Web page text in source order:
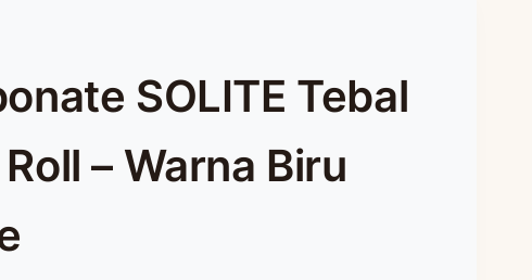
SOLITE Tebal
– Warna Biru